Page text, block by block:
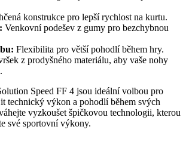
konstrukce pro lepší rychlost na kurtu.
Venkovní podešev z gumy pro bezchybnou
Flexibilita pro větší pohodlí během hry.
z prodyšného materiálu, aby vaše nohy
Speed FF 4 jsou ideální volbou pro
technický výkon a pohodlí během svých
vyzkoušet špičkovou technologii, kterou
své sportovní výkony.